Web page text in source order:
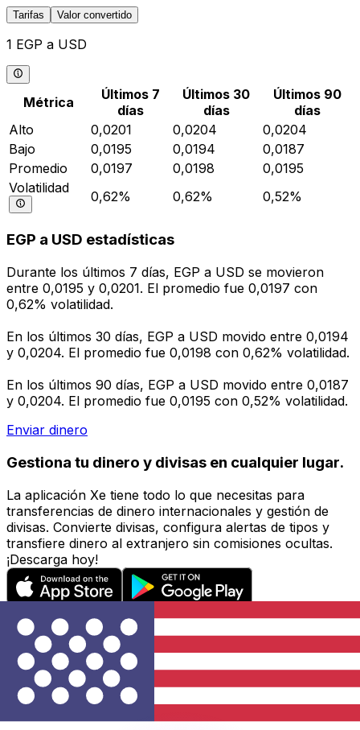
Tarifas Valor convertido
1 EGP a USD
Métrica
Últimos 7
días
Últimos 30
días
Últimos 90
días
Alto
0,0201 0,0204
0,0204
Bajo
0,0195 0,0194
0,0187
Promedio
0,0197 0,0198
0,0195
Volatilidad
0,62% 0,62% 0,52%
EGP a USD estadísticas
Durante los últimos 7 días, EGP a USD se movieron
entre 0,0195 y 0,0201. El promedio fue 0,0197 con
0,62% volatilidad.
En los últimos 30 días, EGP a USD movido entre 0,0194
y 0,0204. El promedio fue 0,0198 con 0,62% volatilidad.
En los últimos 90 días, EGP a USD movido entre 0,0187
y 0,0204. El promedio fue 0,0195 con 0,52% volatilidad.
Enviar dinero
Gestiona tu dinero y divisas en cualquier lugar.
La aplicación Xe tiene todo lo que necesitas para
transferencias de dinero internacionales y gestión de
divisas. Convierte divisas, configura alertas de tipos y
transfiere dinero al extranjero sin comisiones ocultas.
¡Descarga hoy!